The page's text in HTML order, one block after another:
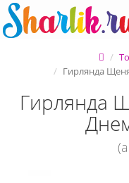
Гирлянда
Гирлянда